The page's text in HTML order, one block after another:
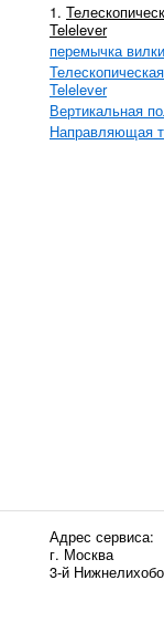
1.
Telelever
перемычка
Telelever
Вертикальная
Направляющая
Адрес сервиса:
г. Москва
3-й